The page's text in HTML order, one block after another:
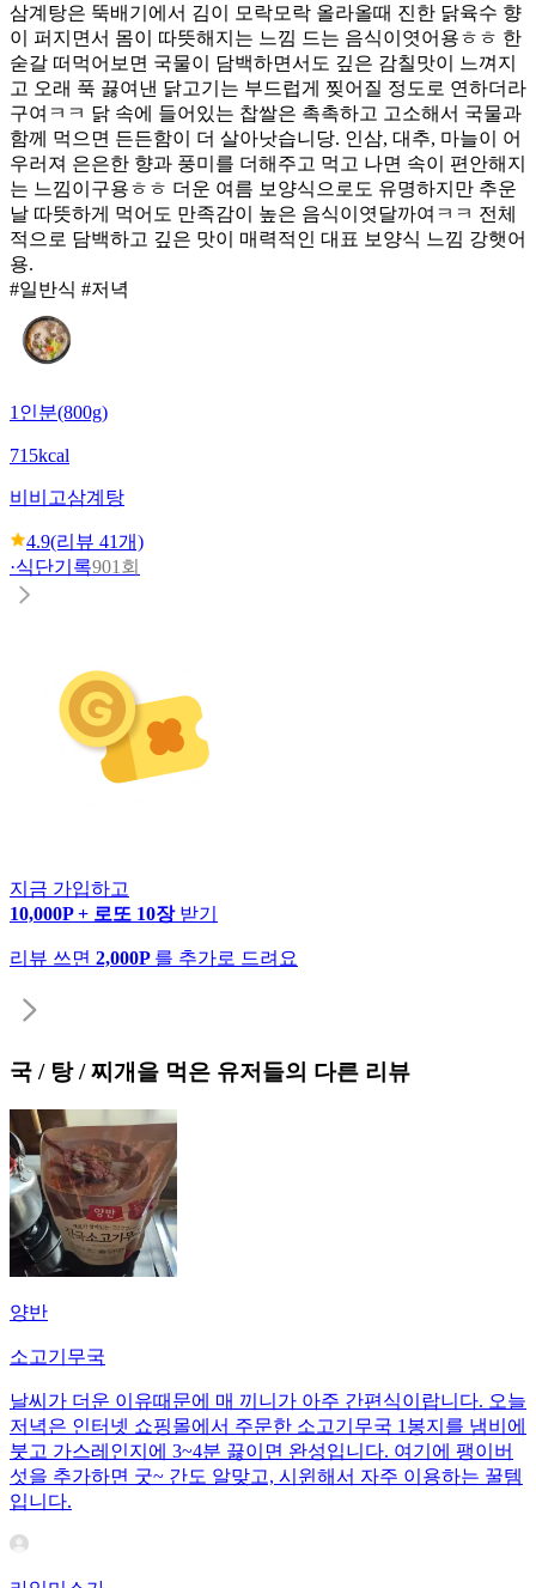
삼계탕은 뚝배기에서 김이 모락모락 올라올때 진한 닭육수 향
이 퍼지면서 몸이 따뜻해지는 느낌 드는 음식이엿어용ㅎㅎ 한
숟갈 떠먹어보면 국물이 담백하면서도 깊은 감칠맛이 느껴지
고 오래 푹 끓여낸 닭고기는 부드럽게 찢어질 정도로 연하더라
구여ㅋㅋ 닭 속에 들어있는 찹쌀은 촉촉하고 고소해서 국물과
함께 먹으면 든든함이 더 살아낫습니당. 인삼, 대추, 마늘이 어
우러져 은은한 향과 풍미를 더해주고 먹고 나면 속이 편안해지
는 느낌이구용ㅎㅎ 더운 여름 보양식으로도 유명하지만 추운
날 따뜻하게 먹어도 만족감이 높은 음식이엿달까여ㅋㅋ 전체
적으로 담백하고 깊은 맛이 매력적인 대표 보양식 느낌 강햇어
용.
#일반식 #저녁
1인분(800g)
715kcal
비비고삼계탕
4.9(리뷰 41개)
·식단기록901회
지금 가입하고
10,000P + 로또 10장 받기
리뷰 쓰면 2,000P 를 추가로 드려요
국 / 탕 / 찌개 을 먹은 유저들의 다른 리뷰
양반
소고기무국
날씨가 더운 이유때문에 매 끼니가 아주 간편식이랍니다. 오늘
저녁은 인터넷 쇼핑몰에서 주문한 소고기무국 1봉지를 냄비에
붓고 가스레인지에 3~4분 끓이면 완성입니다. 여기에 팽이버
섯을 추가하면 굿~ 간도 알맞고, 시윈해서 자주 이용하는 꿀템
입니다.